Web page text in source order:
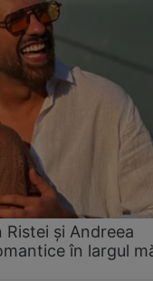
și Andreea
în largul